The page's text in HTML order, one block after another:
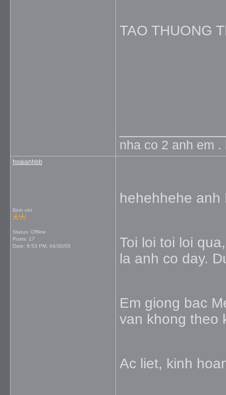
TAO THUONG
nha co 2 anh em
hoaianhbb
Binh nhì
Status: Offline
Posts: 17
Date: 8:53 PM, 04/30/05
hehehhehe anh
Toi loi toi loi
la anh co day.
Em giong bac
van khong theo
Ac liet, kinh